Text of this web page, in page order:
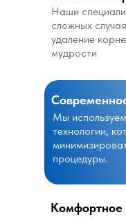
Мы
технологии,
процедуры.
Наши
сложных
удаление
мудрости
Комфортное